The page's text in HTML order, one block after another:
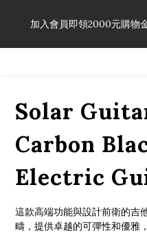
享有弦線、配
加入會員即領2000元購物
「一生弦命！」單筆購買弦
Solar
Carbon
Electric
這款高端功能與設計前衛的吉
疇，提供卓越的可彈性和優雅